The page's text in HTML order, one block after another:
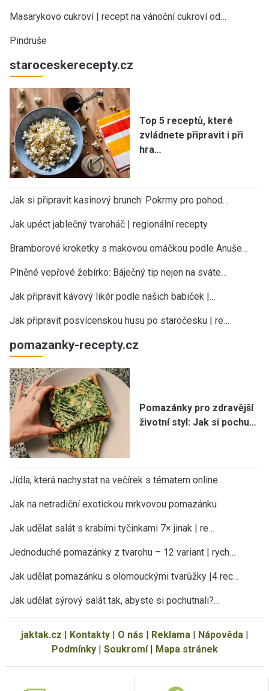
Masarykovo cukroví | recept na vánoční cukroví od…
Pindruše
staroceskerecepty.cz
Top 5 receptů, které
zvládnete připravit i při
hra…
Jak si připravit kasinový brunch: Pokrmy pro pohod…
Jak upéct jablečný tvaroháč | regionální recepty
Bramborové kroketky s makovou omáčkou podle Anuše…
Plněné vepřové žebírko: Báječný tip nejen na sváte…
Jak připravit kávový likér podle našich babiček |…
Jak připravit posvícenskou husu po staročesku | re…
pomazanky-recepty.cz
Pomazánky pro zdravější
životní styl: Jak si pochu…
Jídla, která nachystat na večírek s tématem online…
Jak na netradiční exotickou mrkvovou pomazánku
Jak udělat salát s krabími tyčinkami 7× jinak | re…
Jednoduché pomazánky z tvarohu – 12 variant | rych…
Jak udělat pomazánku s olomouckými tvarůžky |4 rec…
Jak udělat sýrový salát tak, abyste si pochutnali?…
jaktak.cz | Kontakty| O nás | Reklama| Nápověda|
Podmínky| Soukromí| Mapa stránek